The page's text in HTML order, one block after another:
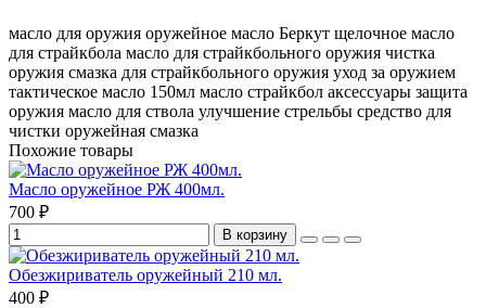
масло для оружия оружейное масло Беркут щелочное масло
для страйкбола масло для страйкбольного оружия чистка
оружия смазка для страйкбольного оружия уход за оружием
тактическое масло 150мл масло страйкбол аксессуары защита
оружия масло для ствола улучшение стрельбы средство для
чистки оружейная смазка
Похожие товары
Масло оружейное РЖ 400мл.
700 ₽
В корзину
Обезжириватель оружейный 210 мл.
400 ₽